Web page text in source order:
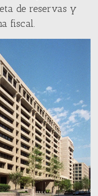
de reservas y
fiscal.